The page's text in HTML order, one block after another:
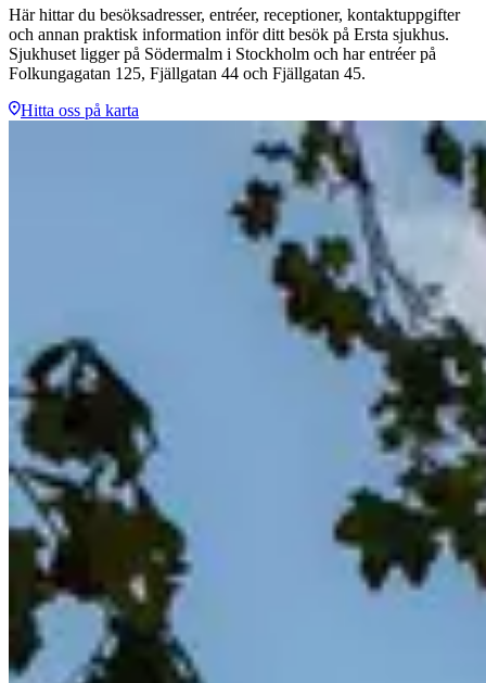
Här hittar du besöksadresser, entréer, receptioner, kontaktuppgifter
och annan praktisk information inför ditt besök på Ersta sjukhus.
Sjukhuset ligger på Södermalm i Stockholm och har entréer på
Folkungagatan 125, Fjällgatan 44 och Fjällgatan 45.
Hitta oss på karta